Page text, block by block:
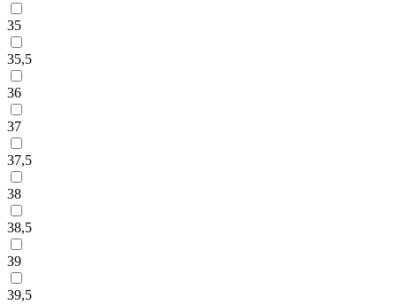
35
35,5
36
37
37,5
38
38,5
39
39,5